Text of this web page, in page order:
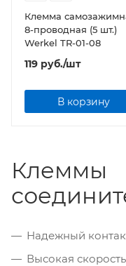
Клемма
8-проводная (5 шт.)
Werkel TR-01-08
119 руб./шт
В корзину
Клеммы
Надежный
Высокая